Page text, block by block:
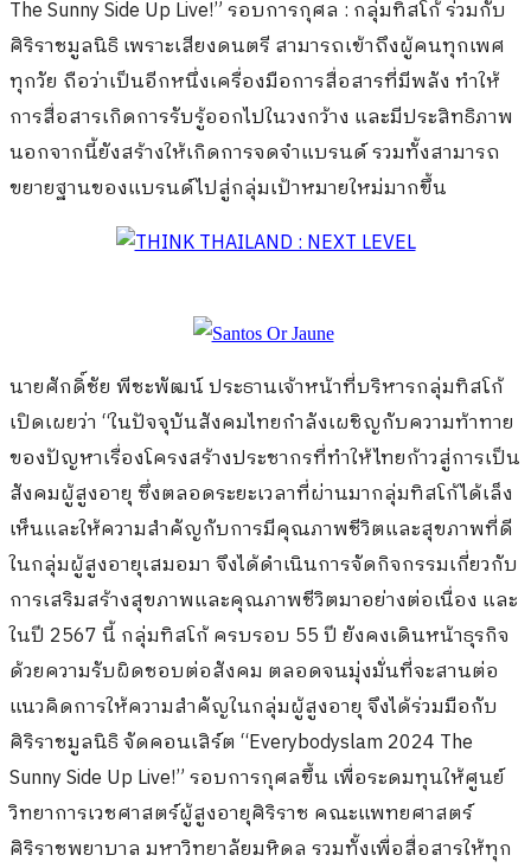
The Sunny Side Up Live!” รอบการกุศล : กลุ่มทิสโก้ ร่วมกับ
ศิริราชมูลนิธิ เพราะเสียงดนตรี สามารถเข้าถึงผู้คนทุกเพศ
ทุกวัย ถือว่าเป็นอีกหนึ่งเครื่องมือการสื่อสารที่มีพลัง ทำให้
การสื่อสารเกิดการรับรู้ออกไปในวงกว้าง และมีประสิทธิภาพ
นอกจากนี้ยังสร้างให้เกิดการจดจำแบรนด์ รวมทั้งสามารถ
ขยายฐานของแบรนด์ไปสู่กลุ่มเป้าหมายใหม่มากขึ้น
นายศักดิ์ชัย พีชะพัฒน์ ประธานเจ้าหน้าที่บริหารกลุ่มทิสโก้
เปิดเผยว่า “ในปัจจุบันสังคมไทยกำลังเผชิญกับความท้าทาย
ของปัญหาเรื่องโครงสร้างประชากรที่ทำให้ไทยก้าวสู่การเป็น
สังคมผู้สูงอายุ ซึ่งตลอดระยะเวลาที่ผ่านมากลุ่มทิสโก้ได้เล็ง
เห็นและให้ความสำคัญกับการมีคุณภาพชีวิตและสุขภาพที่ดี
ในกลุ่มผู้สูงอายุเสมอมา จึงได้ดำเนินการจัดกิจกรรมเกี่ยวกับ
การเสริมสร้างสุขภาพและคุณภาพชีวิตมาอย่างต่อเนื่อง และ
ในปี 2567 นี้ กลุ่มทิสโก้ ครบรอบ 55 ปี ยังคงเดินหน้าธุรกิจ
ด้วยความรับผิดชอบต่อสังคม ตลอดจนมุ่งมั่นที่จะสานต่อ
แนวคิดการให้ความสำคัญในกลุ่มผู้สูงอายุ จึงได้ร่วมมือกับ
ศิริราชมูลนิธิ จัดคอนเสิร์ต “Everybodyslam 2024 The
Sunny Side Up Live!” รอบการกุศลขึ้น เพื่อระดมทุนให้ศูนย์
วิทยาการเวชศาสตร์ผู้สูงอายุศิริราช คณะแพทยศาสตร์
ศิริราชพยาบาล มหาวิทยาลัยมหิดล รวมทั้งเพื่อสื่อสารให้ทุก